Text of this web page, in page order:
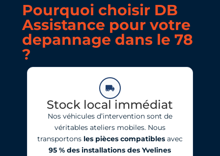
Pourquoi choisir DB
Assistance pour votre
depannage dans le 78
?
Stock local immédiat
Nos véhicules d’intervention sont de
véritables ateliers mobiles. Nous
transportons les pièces compatiblesavec
95 % des installations des Yvelines